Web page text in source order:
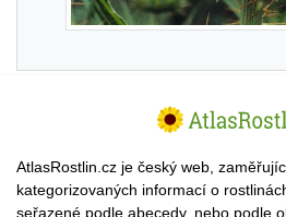
AtlasRostlin.cz je český web,
kategorizovaných informací o
seřazené podle abecedy, nebo podle